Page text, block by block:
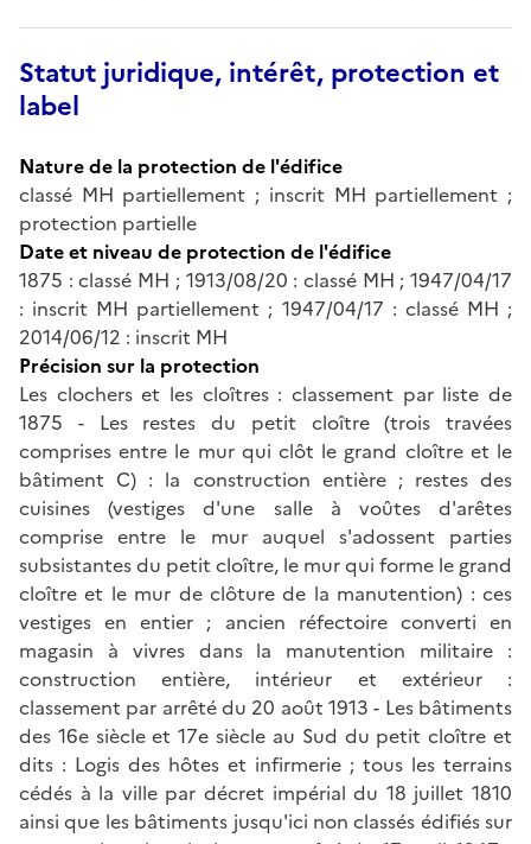
Statut juridique, intérêt, protection et
label
Nature de la protection de l'édifice
classé MH partiellement ; inscrit MH partiellement ;
protection partielle
Date et niveau de protection de l'édifice
1875 : classé MH ; 1913/08/20 : classé MH ; 1947/04/17
: inscrit MH partiellement ; 1947/04/17 : classé MH ;
2014/06/12 : inscrit MH
Précision sur la protection
Les clochers et les cloîtres : classement par liste de
1875 - Les restes du petit cloître (trois travées
comprises entre le mur qui clôt le grand cloître et le
bâtiment C) : la construction entière ; restes des
cuisines (vestiges d'une salle à voûtes d'arêtes
comprise entre le mur auquel s'adossent parties
subsistantes du petit cloître, le mur qui forme le grand
cloître et le mur de clôture de la manutention) : ces
vestiges en entier ; ancien réfectoire converti en
magasin à vivres dans la manutention militaire :
construction entière, intérieur et extérieur :
classement par arrêté du 20 août 1913 - Les bâtiments
des 16e siècle et 17e siècle au Sud du petit cloître et
dits : Logis des hôtes et infirmerie ; tous les terrains
cédés à la ville par décret impérial du 18 juillet 1810
ainsi que les bâtiments jusqu'ici non classés édifiés sur